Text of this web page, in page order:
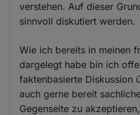
verstehen. Auf dieser
sinnvoll diskutiert werden.
Wie ich bereits in meinen
dargelegt habe bin ich
faktenbasierte Diskussion
auch gerne bereit
Gegenseite zu